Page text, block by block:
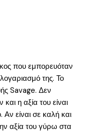
που εμπορευόταν
της. Το
Savage. Δεν
η αξία του είναι
είναι σε καλή και
αξία του γύρω στα